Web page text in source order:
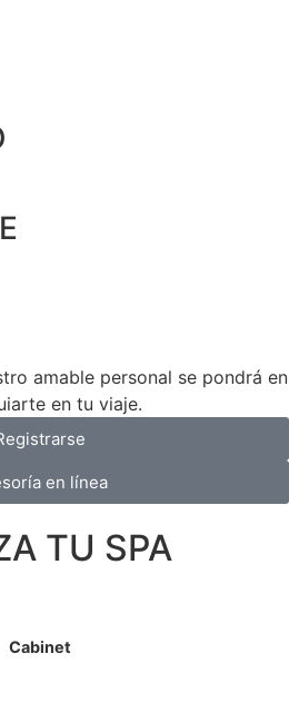
amable personal se pondrá en
en tu viaje.
en línea
TU SPA
Cabinet